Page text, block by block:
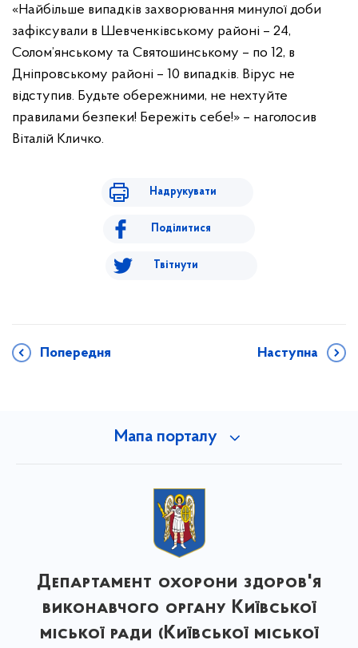
«Найбільше випадків захворювання минулої доби
зафіксували в Шевченківському районі – 24,
Солом’янському та Святошинському – по 12, в
Дніпровському районі – 10 випадків. Вірус не
відступив. Будьте обережними, не нехтуйте
правилами безпеки! Бережіть себе!» – наголосив
Віталій Кличко.
Надрукувати
Поділитися
Твітнути
Попередня Наступна
Мапа порталу
Департамент охорони здоров'я
виконавчого органу Київської
міської ради (Київської міської